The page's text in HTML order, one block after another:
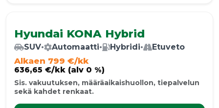
Hyundai KONA Hybrid
SUV• Automaatti• Hybridi• Etuveto
Alkaen 799 €/kk
636,65 €/kk (alv 0 %)
Sis. vakuutuksen, määräaikaishuollon, tiepalvelun
sekä kahdet renkaat.